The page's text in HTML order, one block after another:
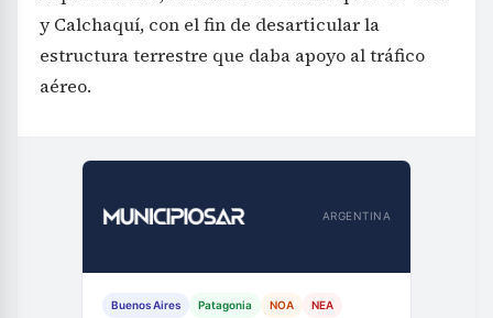
y Calchaquí, con el fin de desarticular la
estructura terrestre que daba apoyo al tráfico
aéreo.
ARGENTINA
Buenos Aires Patagonia NOA NEA